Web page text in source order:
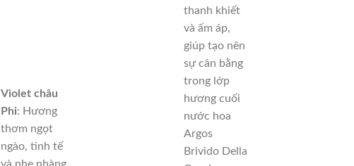
Violet châu
Phi: Hương
thơm ngọt
ngào, tinh tế
và nhẹ nhàng,
thanh khiết
và ấm áp,
giúp tạo nên
sự cân bằng
trong lớp
hương cuối
nước hoa
Argos
Brivido Della